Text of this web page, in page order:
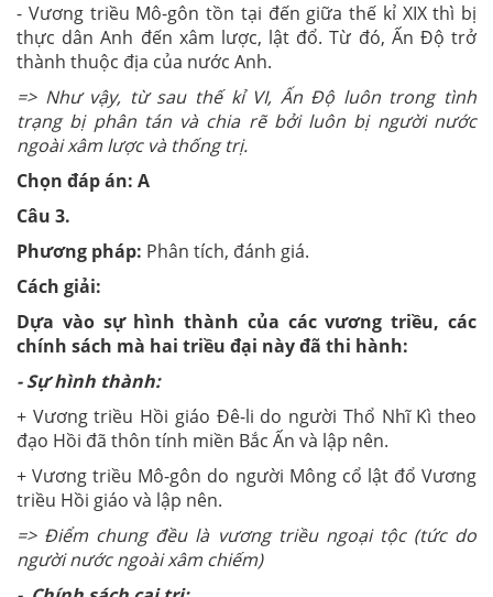
- Vương triều Mô-gôn tồn tại đến giữa thế kỉ XIX thì bị
thực dân Anh đến xâm lược, lật đổ. Từ đó, Ấn Độ trở
thành thuộc địa của nước Anh.
=> Như vậy, từ sau thế kỉ VI, Ấn Độ luôn trong tình
trạng bị phân tán và chia rẽ bởi luôn bị người nước
ngoài xâm lược và thống trị.
Chọn đáp án: A
Câu 3.
Phương pháp: Phân tích, đánh giá.
Cách giải:
Dựa vào sự hình thành của các vương triều, các
chính sách mà hai triều đại này đã thi hành:
-Sự hình thành:
+ Vương triều Hồi giáo Đê-li do người Thổ Nhĩ Kì theo
đạo Hồi đã thôn tính miền Bắc Ấn và lập nên.
+ Vương triều Mô-gôn do người Mông cổ lật đổ Vương
triều Hồi giáo và lập nên.
=> Điểm chung đều là vương triều ngoại tộc (tức do
người nước ngoài xâm chiếm)